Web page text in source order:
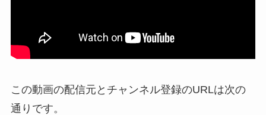
この動画の配信元とチャンネル登録のURLは次の
通りです。